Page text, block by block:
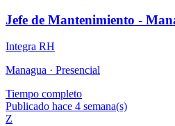
Jefe de Mantenimiento -
Integra RH
Managua · Presencial
Tiempo completo
Publicado hace 4 semana(s)
Z